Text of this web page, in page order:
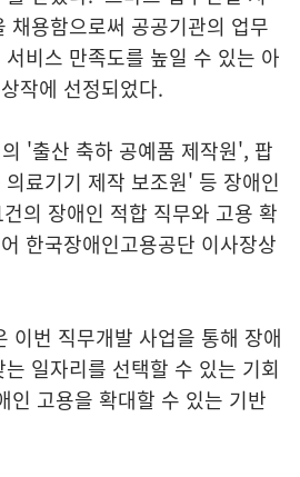
채용함으로써 공공기관의 업무
비스 만족도를 높일 수 있는 아
작에 선정되었다.
'출산 축하 공예품 제작원', 팝
료기기 제작 보조원' 등 장애인
의 장애인 적합 직무와 고용 확
한국장애인고용공단 이사장상
이번 직무개발 사업을 통해 장애
일자리를 선택할 수 있는 기회
인 고용을 확대할 수 있는 기반